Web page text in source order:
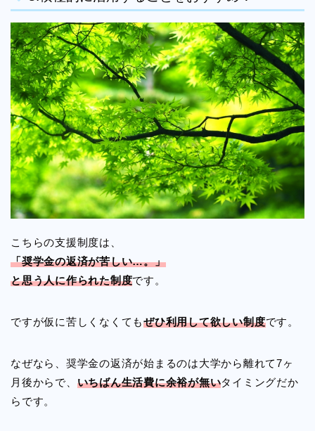
こちらの支援制度は、
「奨学金の返済が苦しい…。」
と思う人に作られた制度です。
ですが仮に苦しくなくてもぜひ利用して欲しい制度です。
なぜなら、奨学金の返済が始まるのは大学から離れて7ヶ
月後からで、 いちばん生活費に余裕が無いタイミングだか
らです。